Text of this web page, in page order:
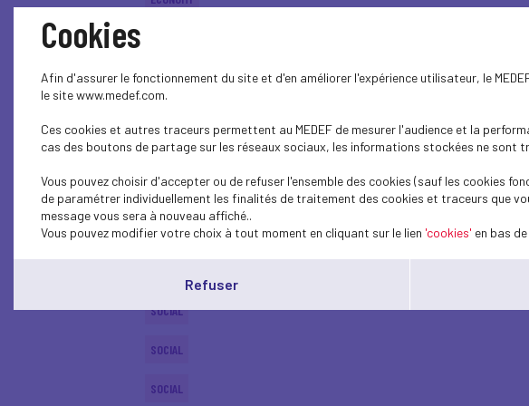
SOCIAL
SOCIAL
SOCIAL
SOCIAL
SOCIAL
SOCIAL
SOCIAL
Cookies
Afin d'assurer le fonctionnement du site et d'en améliorer l'expérience utilisateur, le
le site www.medef.com.
Ces cookies et autres traceurs permettent au MEDEF de mesurer l'audience et la
cas des boutons de partage sur les réseaux sociaux, les informations stockées ne
Vous pouvez choisir d'accepter ou de refuser l'ensemble des cookies (sauf les cookies
de paramétrer individuellement les finalités de traitement des cookies et traceurs que
message vous sera à nouveau affiché..
Vous pouvez modifier votre choix à tout moment en cliquant sur le lien 'cookies' en bas
Refuser